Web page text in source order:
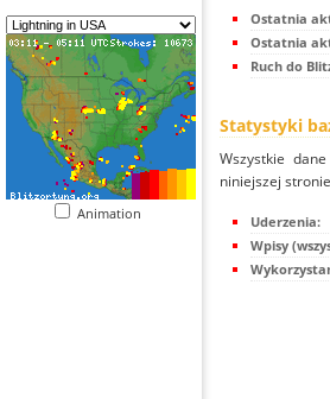
Animation
Ostatnia
Ostatnia
Ruch do
Statystyki
Wszystkie
niniejszej
Uderzenia:
Wpisy